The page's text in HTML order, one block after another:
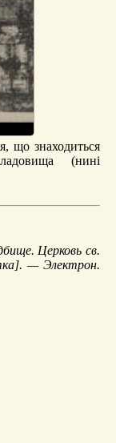
що знаходиться
(нині
Церковь св.
— Электрон.